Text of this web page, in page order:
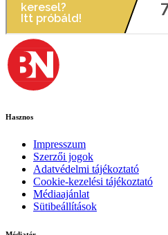
Hasznos
Impresszum
Szerzői jogok
Adatvédelmi tájékoztató
Cookie-kezelési tájékoztató
Médiaajánlat
Sütibeállítások